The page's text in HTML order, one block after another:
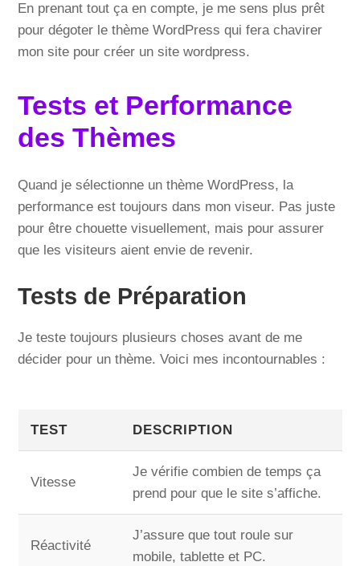
En prenant tout ça en compte, je me sens plus prêt
pour dégoter le thème WordPress qui fera chavirer
mon site pour créer un site wordpress.
Tests et Performance
des Thèmes
Quand je sélectionne un thème WordPress, la
performance est toujours dans mon viseur. Pas juste
pour être chouette visuellement, mais pour assurer
que les visiteurs aient envie de revenir.
Tests de Préparation
Je teste toujours plusieurs choses avant de me
décider pour un thème. Voici mes incontournables :
TEST DESCRIPTION
Vitesse
Je vérifie combien de temps ça
prend pour que le site s’affiche.
Réactivité
J’assure que tout roule sur
mobile, tablette et PC.